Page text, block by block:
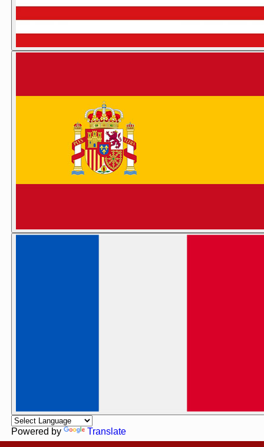
Powered by Translate